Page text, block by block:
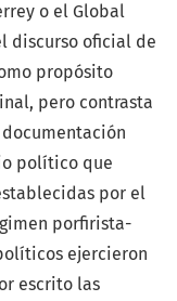
o el Global
discurso oficial de
propósito
pero contrasta
político que
por el
porfirista-
ejercieron
escrito las